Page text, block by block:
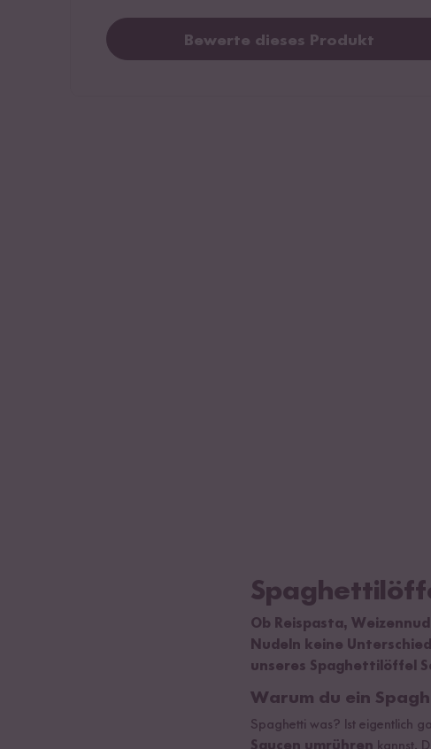
Bewerte dieses Produkt
Ob Reispasta,
Nudeln keine
unseres Spaghettilöffel
Warum du ein
Spaghetti was? Ist eigentlich